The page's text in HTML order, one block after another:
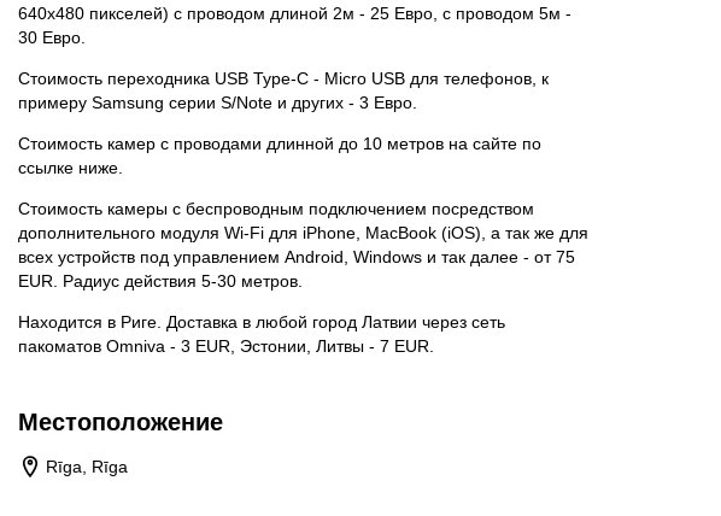
640x480 пикселей) с проводом длиной 2м - 25 Евро, с проводом 5м -
30 Евро.
Стоимость переходника USB Type-C - Micro USB для телефонов, к
примеру Samsung серии S/Note и других - 3 Евро.
Стоимость камер с проводами длинной до 10 метров на сайте по
ссылке ниже.
Стоимость камеры с беспроводным подключением посредством
дополнительного модуля Wi-Fi для iPhone, MacBook (iOS), a так же для
всех устройств под управлением Android, Windows и так далее - от 75
EUR. Радиус действия 5-30 метров.
Находится в Риге. Доставка в любой город Латвии через сеть
пакоматов Omniva - 3 EUR, Эстонии, Литвы - 7 EUR.
Местоположение
Rīga, Rīga